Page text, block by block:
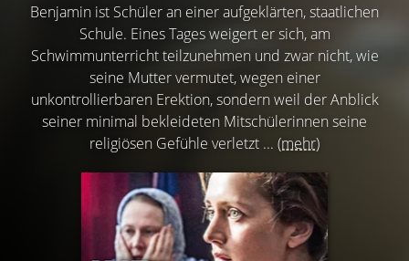
Benjamin ist Schüler an einer aufgeklärten, staatlichen
Schule. Eines Tages weigert er sich, am
Schwimmunterricht teilzunehmen und zwar nicht, wie
seine Mutter vermutet, wegen einer
unkontrollierbaren Erektion, sondern weil der Anblick
seiner minimal bekleideten Mitschülerinnen seine
religiösen Gefühle verletzt ... (mehr)